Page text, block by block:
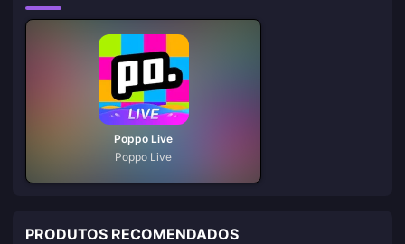
Poppo Live
Poppo Live
PRODUTOS RECOMENDADOS